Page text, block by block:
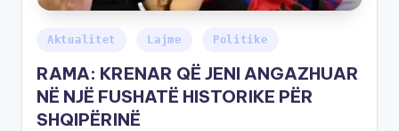
Aktualitet Lajme Politike
RAMA: KRENAR QË JENI ANGAZHUAR
NË NJË FUSHATË HISTORIKE PËR
SHQIPËRINË